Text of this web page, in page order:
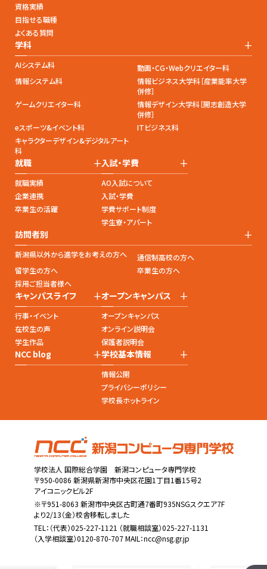
資格実績
目指せる職種
よくある質問
学科 +
AIシステム科
動画・CG・Webクリエイター科
情報システム科
情報ビジネス大学科［産業能率大学
併修］
ゲームクリエイター科
情報デザイン大学科［開志創造大学
併修］
eスポーツ&イベント科
ITビジネス科
キャラクターデザイン&デジタルアート
科
就職 +
就職実績
企業連携
卒業生の活躍
入試・学費 +
AO入試について
入試・学費
学費サポート制度
学生寮・アパート
訪問者別 +
新潟県以外から進学をお考えの方へ
通信制高校の方へ
留学生の方へ
卒業生の方へ
採用ご担当者様へ
キャンパスライフ +
行事・イベント
在校生の声
学生作品
オープンキャンパス +
オープンキャンパス
オンライン説明会
保護者説明会
NCC blog +学校基本情報 +
情報公開
プライバシーポリシー
学校長ホットライン
学校法人 国際総合学園 新潟コンピュータ専門学校
〒950-0086 新潟県新潟市中央区花園1丁目1番15号2
アイコニックビル2F
※〒951-8063 新潟市中央区古町通7番町935NSGスクエア7F
より2/13（金）校舎移転しました
TEL： （代表）025-227-1121 （就職相談室）025-227-1131
（入学相談室）0120-870-707 MAIL：ncc@nsg.gr.jp